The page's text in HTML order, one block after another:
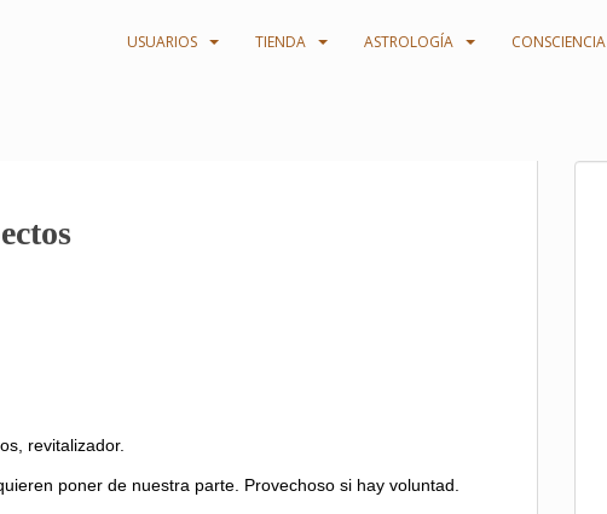
USUARIOS TIENDA ASTROLOGÍA CONSCIENCIA
revitalizador.
poner de nuestra parte. Provechoso si hay voluntad.